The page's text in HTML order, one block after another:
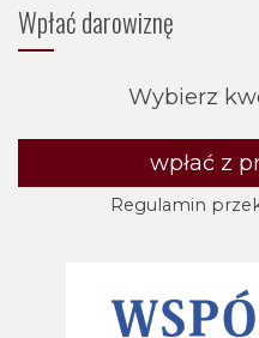
Wpłać darowiznę
Wybierz
wpłać z
Regulamin